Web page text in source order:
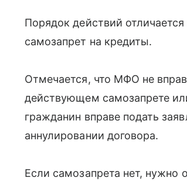
Порядок действий
самозапрет на кредиты.
Отмечается, что МФО не
действующем самозапрете
гражданин вправе подать
аннулировании договора.
Если самозапрета нет,